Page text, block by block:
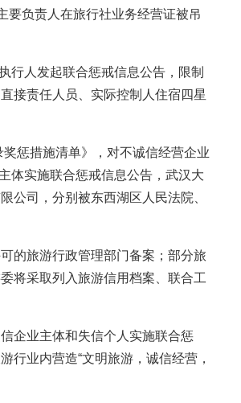
要负责人在旅行社业务经营证被吊
人发起联合惩戒信息公告，限制
接责任人员、实际控制人住宿四星
惩措施清单》，对不诚信经营企业
体实施联合惩戒信息公告，武汉大
公司，分别被东西湖区人民法院、
的旅游行政管理部门备案；部分旅
将采取列入旅游信用档案、联合工
企业主体和失信个人实施联合惩
行业内营造“文明旅游，诚信经营，